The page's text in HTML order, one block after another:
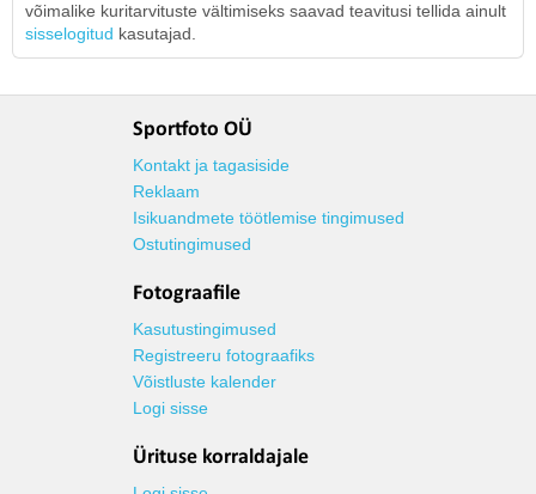
võimalike kuritarvituste vältimiseks saavad teavitusi tellida ainult
sisselogitud kasutajad.
Sportfoto OÜ
Kontakt ja tagasiside
Reklaam
Isikuandmete töötlemise tingimused
Ostutingimused
Fotograafile
Kasutustingimused
Registreeru fotograafiks
Võistluste kalender
Logi sisse
Ürituse korraldajale